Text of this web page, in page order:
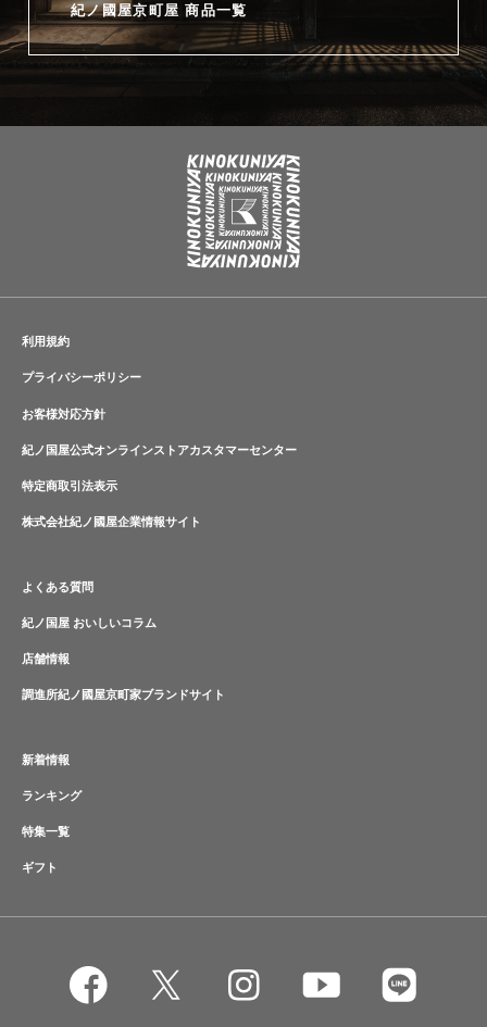
紀ノ國屋京町屋 商品一覧
利用規約
プライバシーポリシー
お客様対応方針
紀ノ国屋公式オンラインストアカスタマーセンター
特定商取引法表示
株式会社紀ノ國屋企業情報サイト
よくある質問
紀ノ国屋 おいしいコラム
店舗情報
調進所紀ノ國屋京町家ブランドサイト
新着情報
ランキング
特集一覧
ギフト